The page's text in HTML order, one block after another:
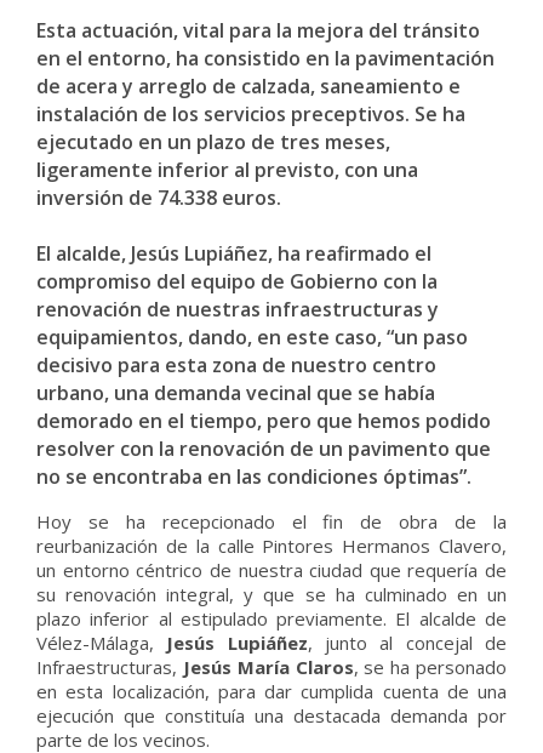
Esta actuación, vital para la mejora del tránsito
en el entorno, ha consistido en la pavimentación
de acera y arreglo de calzada, saneamiento e
instalación de los servicios preceptivos. Se ha
ejecutado en un plazo de tres meses,
ligeramente inferior al previsto, con una
inversión de 74.338 euros.
El alcalde, Jesús Lupiáñez, ha reafirmado el
compromiso del equipo de Gobierno con la
renovación de nuestras infraestructuras y
equipamientos, dando, en este caso, “un paso
decisivo para esta zona de nuestro centro
urbano, una demanda vecinal que se había
demorado en el tiempo, pero que hemos podido
resolver con la renovación de un pavimento que
no se encontraba en las condiciones óptimas”.
Hoy se ha recepcionado el fin de obra de la
reurbanización de la calle Pintores Hermanos Clavero,
un entorno céntrico de nuestra ciudad que requería de
su renovación integral, y que se ha culminado en un
plazo inferior al estipulado previamente. El alcalde de
Vélez-Málaga, Jesús Lupiáñez, junto al concejal de
Infraestructuras, Jesús María Claros, se ha personado
en esta localización, para dar cumplida cuenta de una
ejecución que constituía una destacada demanda por
parte de los vecinos.